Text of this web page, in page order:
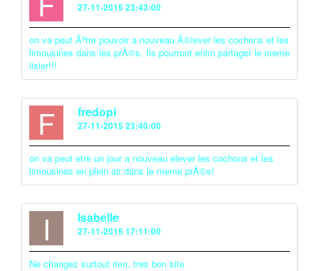
27-11-2015 23:43:00
on va peut Ãªtre pouvoir a nouveau Ã©lever les cochons et les
limousines dans les prÃ©s. Ils pourront enfin partager le meme
lisier!!!
F fredopi
27-11-2015 23:40:00
on va peut etre un jour a nouveau elever les cochons et les
limousines en plein air dans le meme prÃ©s!
I Isabelle
27-11-2015 17:11:00
Ne changez surtout rien, tres bon site